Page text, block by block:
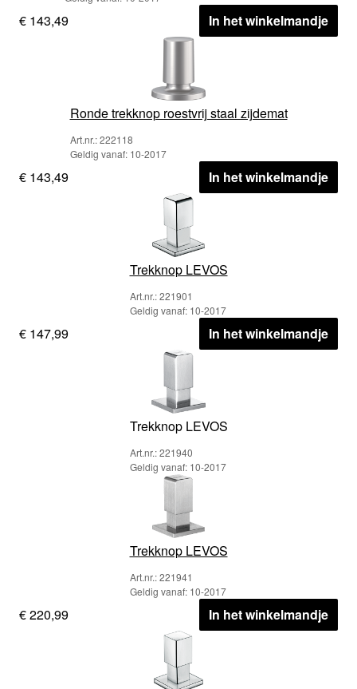
€ 143,49 In het winkelmandje
Ronde trekknop roestvrij staal zijdemat
Art.nr.: 222118
Geldig vanaf: 10-2017
€ 143,49 In het winkelmandje
Trekknop LEVOS
Art.nr.: 221901
Geldig vanaf: 10-2017
€ 147,99 In het winkelmandje
Trekknop LEVOS
Art.nr.: 221940
Geldig vanaf: 10-2017
Trekknop LEVOS
Art.nr.: 221941
Geldig vanaf: 10-2017
€ 220,99 In het winkelmandje